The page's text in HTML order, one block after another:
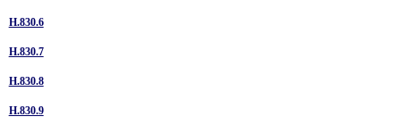
H.830.6
H.830.7
H.830.8
H.830.9